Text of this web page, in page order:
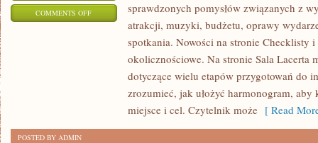
COMMENTS OFFON
DEKORACJE
ARANŻACJE
sprawdzonych pomysłów związanych z
atrakcji, muzyki, budżetu, oprawy
spotkania. Nowości na stronie Checklisty
okolicznościowe. Na stronie Sala Lacerta
dotyczące wielu etapów przygotowań do
zrozumieć, jak ułożyć harmonogram, aby
miejsce i cel. Czytelnik może [ Read
POSTED BY ADMIN